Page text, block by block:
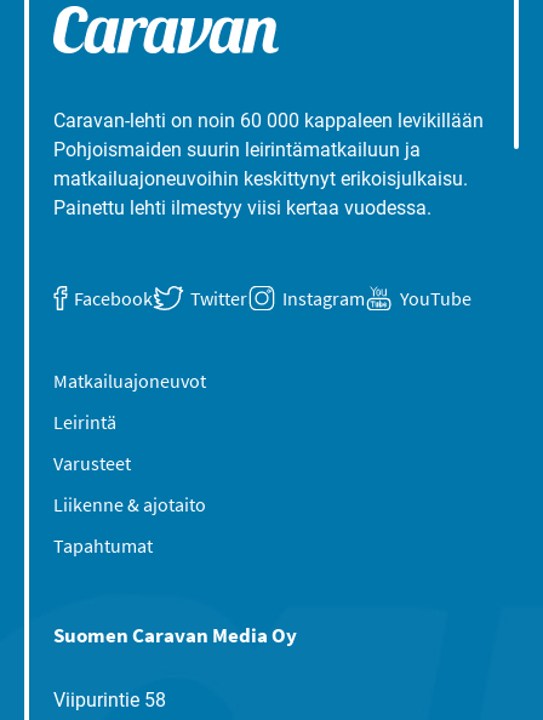
Caravan-lehti on noin 60 000 kappaleen levikillään
Pohjoismaiden suurin leirintämatkailuun ja
matkailuajoneuvoihin keskittynyt erikoisjulkaisu.
Painettu lehti ilmestyy viisi kertaa vuodessa.
Facebook Twitter Instagram YouTube
Matkailuajoneuvot
Leirintä
Varusteet
Liikenne & ajotaito
Tapahtumat
Suomen Caravan Media Oy
Viipurintie 58